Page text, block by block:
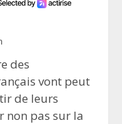
des
vont peut
de leurs
non pas sur la